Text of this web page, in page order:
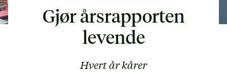
Gjør årsrapporten
levende
Hvert år kårer